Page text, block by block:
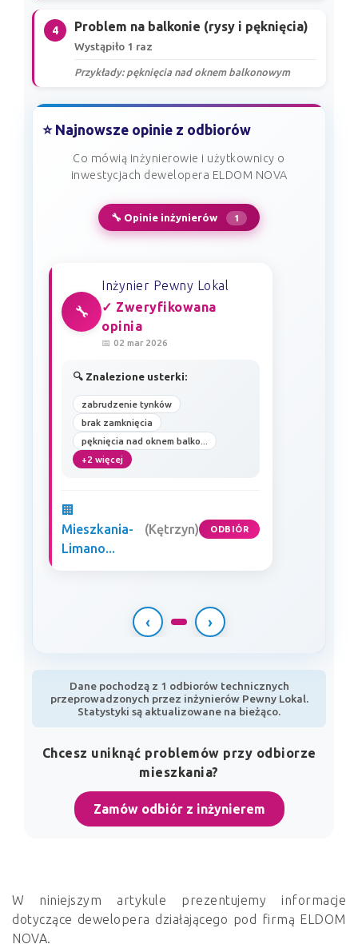
4 Problem na balkonie (rysy i pęknięcia)
Wystąpiło 1 raz
Przykłady: pęknięcia nad oknem balkonowym
⭐ Najnowsze opinie z odbiorów
Co mówią inżynierowie i użytkownicy o
inwestycjach dewelopera ELDOM NOVA
🔧 Opinie inżynierów 1
🔧
Inżynier Pewny Lokal
✓ Zweryfikowana
opinia
📅 02 mar 2026
🔍 Znalezione usterki:
zabrudzenie tynków
brak zamknięcia
pęknięcia nad oknem balko...
+2 więcej
🏢
Mieszkania-
Limano...
(Kętrzyn) ODBIÓR
‹ ›
Dane pochodzą z 1 odbiorów technicznych
przeprowadzonych przez inżynierów Pewny Lokal.
Statystyki są aktualizowane na bieżąco.
Chcesz uniknąć problemów przy odbiorze
mieszkania?
Zamów odbiór z inżynierem
W niniejszym artykule prezentujemy informacje
dotyczące dewelopera działającego pod firmą ELDOM
NOVA.